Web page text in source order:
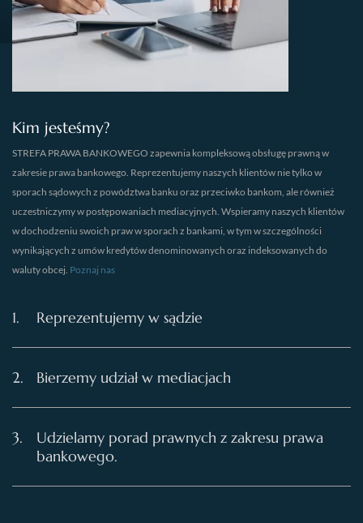
Kim jesteśmy?
STREFA PRAWA BANKOWEGO zapewnia kompleksową obsługę prawną w
zakresie prawa bankowego. Reprezentujemy naszych klientów nie tylko w
sporach sądowych z powództwa banku oraz przeciwko bankom, ale również
uczestniczymy w postępowaniach mediacyjnych. Wspieramy naszych klientów
w dochodzeniu swoich praw w sporach z bankami, w tym w szczególności
wynikających z umów kredytów denominowanych oraz indeksowanych do
waluty obcej. Poznaj nas
Reprezentujemy w sądzie
Bierzemy udział w mediacjach
Udzielamy porad prawnych z zakresu prawa
bankowego.